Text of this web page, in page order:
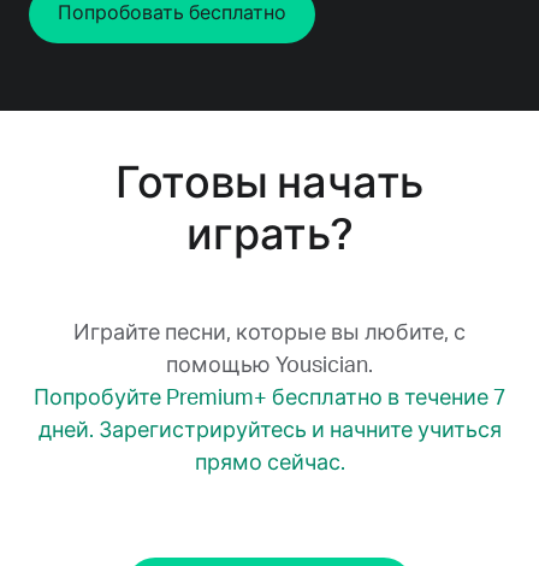
Попробовать бесплатно
Готовы начать
играть?
Играйте песни, которые вы любите, с
помощью Yousician.
Попробуйте Premium+ бесплатно в течение 7
дней. Зарегистрируйтесь и начните учиться
прямо сейчас.